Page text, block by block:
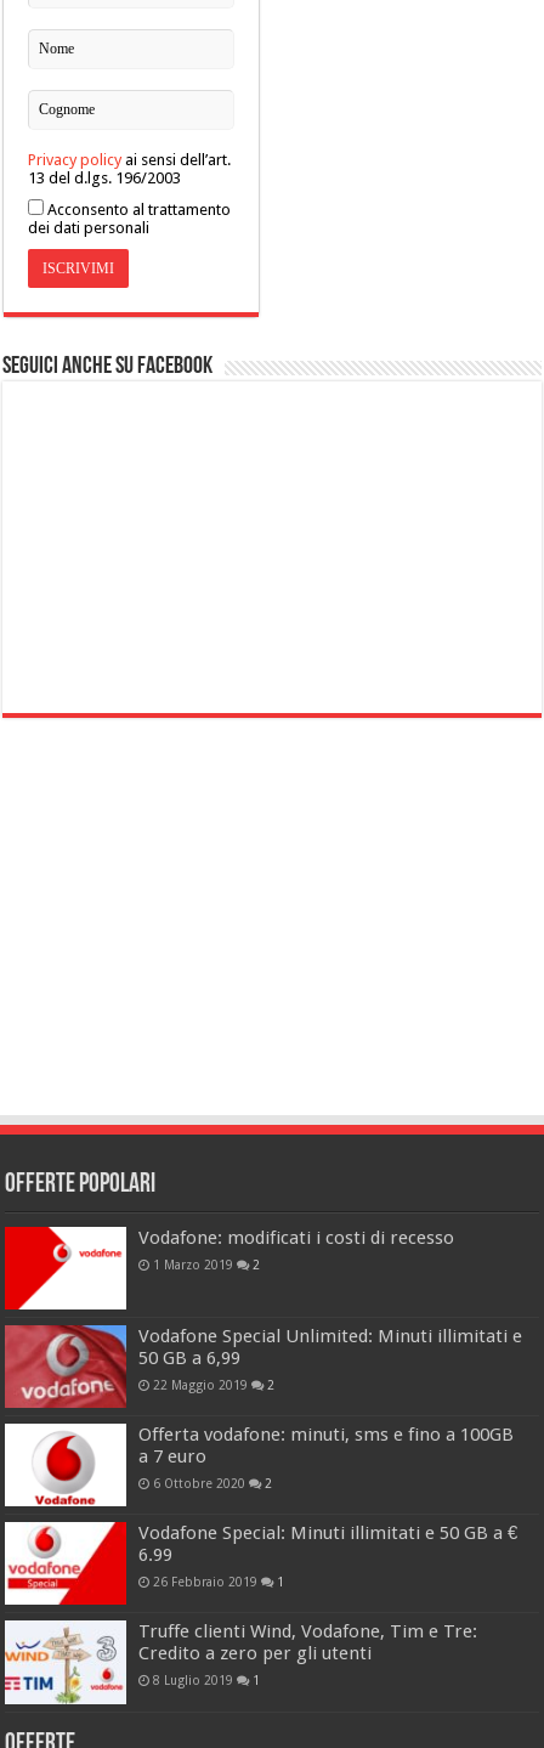
Privacy policyai sensi dell’art.
13 del d.lgs. 196/2003
Acconsento al trattamento
dei dati personali
Seguici anche su Facebook
Offerte popolari
Vodafone: modificati i costi di recesso
1 Marzo 2019 2
Vodafone Special Unlimited: Minuti illimitati e
50 GB a 6,99
22 Maggio 2019 2
Offerta vodafone: minuti, sms e fino a 100GB
a 7 euro
6 Ottobre 2020 2
Vodafone Special: Minuti illimitati e 50 GB a €
6.99
26 Febbraio 2019 1
Truffe clienti Wind, Vodafone, Tim e Tre:
Credito a zero per gli utenti
8 Luglio 2019 1